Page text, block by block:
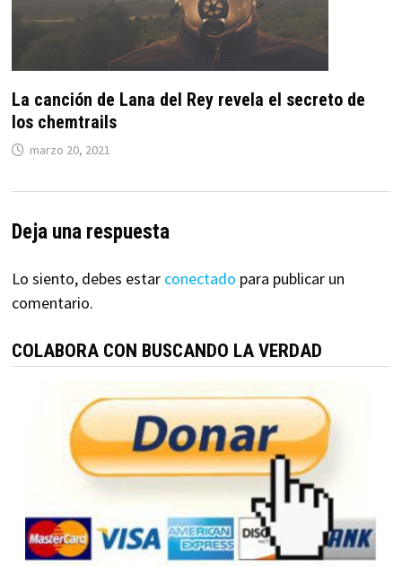
La canción de Lana del Rey revela el secreto de
los chemtrails
marzo 20, 2021
Deja una respuesta
Lo siento, debes estar conectado para publicar un
comentario.
COLABORA CON BUSCANDO LA VERDAD